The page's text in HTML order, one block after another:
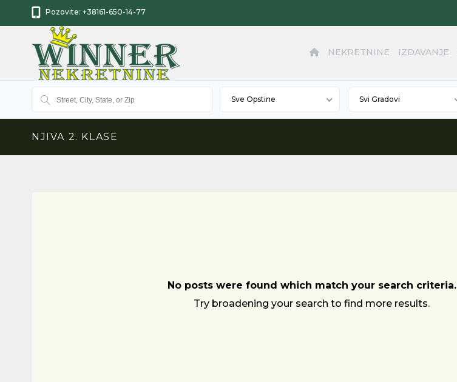
Pozovite: +38161-650-14-77
NEKRETNINE IZDAVANJE
Sve Opstine Svi Gradovi
NJIVA 2. KLASE
No posts were found which match your search criteria.
Try broadening your search to find more results.